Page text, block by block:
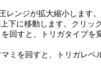
レンジが拡大縮小します。
下に移動します。クリッ
回すと、トリガタイプを
ミを回すと、トリガレベ